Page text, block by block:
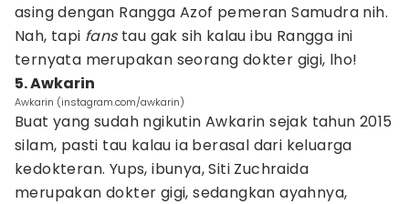
asing dengan Rangga Azof pemeran Samudra nih.
Nah, tapi fanstau gak sih kalau ibu Rangga ini
ternyata merupakan seorang dokter gigi, lho!
5. Awkarin
Awkarin (instagram.com/awkarin)
Buat yang sudah ngikutin Awkarin sejak tahun 2015
silam, pasti tau kalau ia berasal dari keluarga
kedokteran. Yups, ibunya, Siti Zuchraida
merupakan dokter gigi, sedangkan ayahnya,